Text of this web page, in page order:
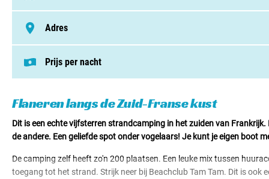
Flaneren langs de Zuid-Franse kust
Dit is een echte vijfsterren strandcamping in het zuiden van
de andere. Een geliefde spot onder vogelaars! Je kunt je eigen boot
De camping zelf heeft zo'n 200 plaatsen. Een leuke mix tussen
toegang tot het strand. Strijk neer bij Beachclub Tam Tam. Dit is ook
75 - 250 plaatsen
Adres
Avenue D'Ingril 140, 34110, Frontignan
Prijs per nacht
Staanplaatsen v.a. € 49,00